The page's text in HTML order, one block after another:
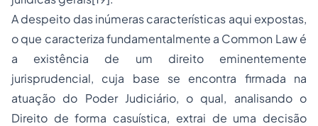
A despeito das inúmeras características aqui expostas,
o que caracteriza fundamentalmente a Common Lawé
a existência de um direito eminentemente
jurisprudencial, cuja base se encontra firmada na
atuação do Poder Judiciário, o qual, analisando o
Direito de forma casuística, extrai de uma decisão